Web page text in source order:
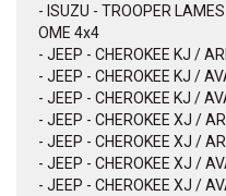
- ISUZU - TROOPER
OME 4x4
- JEEP - CHEROKEE KJ /
- JEEP - CHEROKEE KJ /
- JEEP - CHEROKEE KJ /
- JEEP - CHEROKEE XJ /
- JEEP - CHEROKEE XJ /
- JEEP - CHEROKEE XJ /
- JEEP - CHEROKEE XJ /